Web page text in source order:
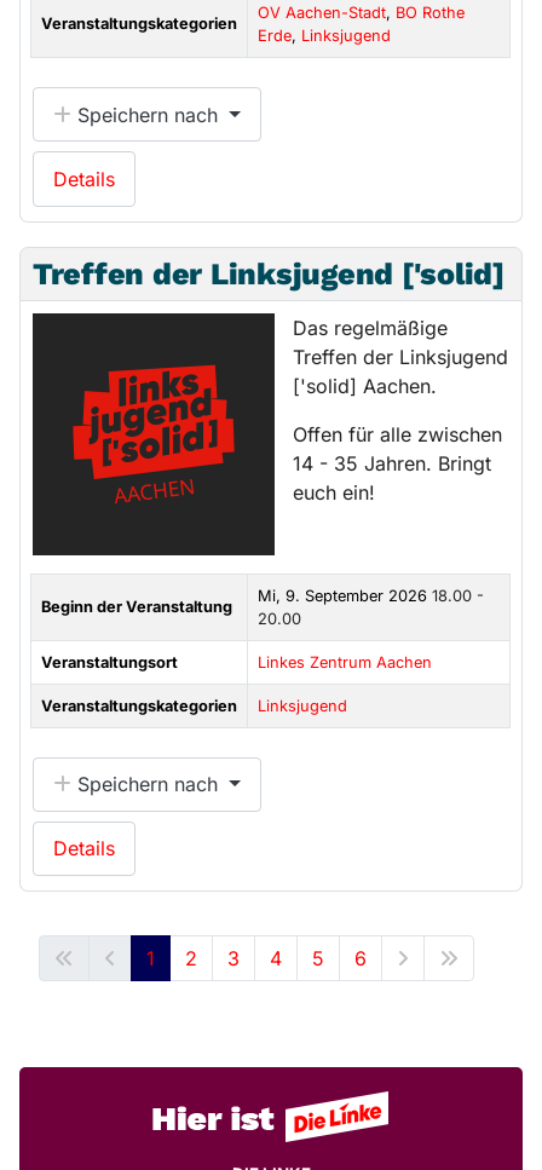
Veranstaltungskategorien
OV Aachen-Stadt, BO Rothe
Erde, Linksjugend
Speichern nach
Details
Treffen der Linksjugend ['solid]
Das regelmäßige
Treffen der Linksjugend
['solid] Aachen.
Offen für alle zwischen
14 - 35 Jahren. Bringt
euch ein!
Beginn der Veranstaltung
Mi, 9. September 202618.00 -
20.00
Veranstaltungsort Linkes Zentrum Aachen
Veranstaltungskategorien Linksjugend
Speichern nach
Details
1 2 3 4 5 6